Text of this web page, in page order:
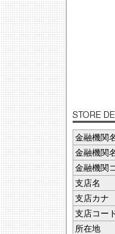
金融機関
金融機関
金融機関
支店名
支店カナ
支店コー
所在地